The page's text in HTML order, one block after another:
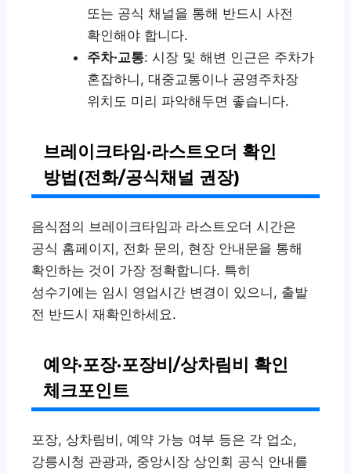
또는 공식 채널을 통해 반드시 사전
확인해야 합니다.
주차·교통: 시장 및 해변 인근은 주차가
혼잡하니, 대중교통이나 공영주차장
위치도 미리 파악해두면 좋습니다.
브레이크타임·라스트오더 확인
방법(전화/공식채널 권장)
음식점의 브레이크타임과 라스트오더 시간은
공식 홈페이지, 전화 문의, 현장 안내문을 통해
확인하는 것이 가장 정확합니다. 특히
성수기에는 임시 영업시간 변경이 있으니, 출발
전 반드시 재확인하세요.
예약·포장·포장비/상차림비 확인
체크포인트
포장, 상차림비, 예약 가능 여부 등은 각 업소,
강릉시청 관광과, 중앙시장 상인회 공식 안내를